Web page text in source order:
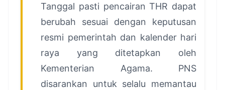
Tanggal pasti pencairan THR dapat
berubah sesuai dengan keputusan
resmi pemerintah dan kalender hari
raya yang ditetapkan oleh
Kementerian Agama. PNS
disarankan untuk selalu memantau